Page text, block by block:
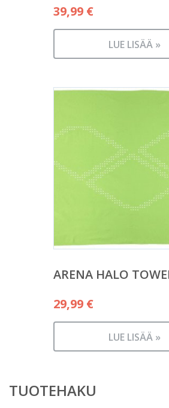
39,99 €
LUE LISÄÄ »
ARENA HALO
29,99 €
LUE LISÄÄ »
TUOTEHAKU